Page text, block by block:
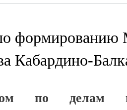
формированию
Кабардино-
по делам